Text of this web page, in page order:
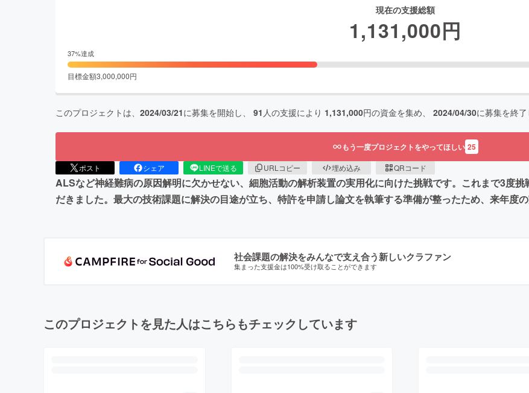
現在の支援総額
1,131,000円
37%達成
目標金額3,000,000円
このプロジェクトは、 2024/03/21に募集を開始し、 91 人の支援により 1,131,000円の資金を集め、 2024/04/30に募集を終
もう一度プロジェクトをやってほしい 25
ポスト シェア LINEで送る URLコピー 埋め込み QRコード
ALSなど神経難病の原因解明に欠かせない、細胞活動の解析装置の実用化に向けた挑戦です。これまで3度
だきました。最大の技術課題に解決の目途が立ち、特許を申請し論文を執筆する準備が整ったため、来年度
社会課題の解決をみんなで支え合う新しいクラファン
集まった支援金は100%受け取ることができます
このプロジェクトを見た人はこちらもチェックしています